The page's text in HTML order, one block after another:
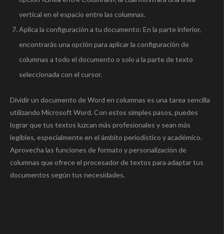
vertical en el espacio entre las columnas.
Aplica la configuración a tu documento: En la parte inferior,
encontrarás una opción para aplicar la configuración de
columnas a todo el documento o solo a la parte de texto
seleccionada con el cursor.
Dividir un documento de Word en columnas es una tarea sencilla
utilizando Microsoft Word. Con estos simples pasos, puedes
lograr que tus textos luzcan más profesionales y sean más
legibles, especialmente en el ámbito periodístico y académico.
Aprovecha las funciones de formato y personalización de
columnas que ofrece el procesador de textos para adaptar tus
documentos según tus necesidades.